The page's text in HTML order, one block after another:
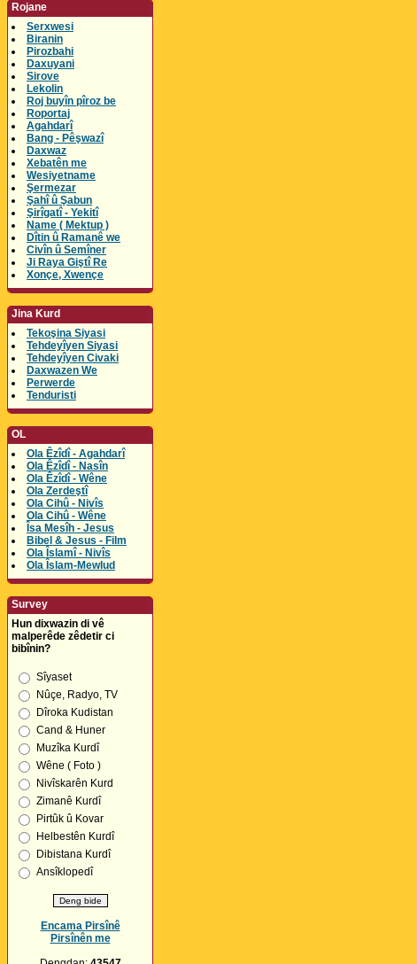
Rojane
Serxwesi
Biranin
Pirozbahi
Daxuyani
Sirove
Lekolin
Roj buyîn pîroz be
Roportaj
Agahdarî
Bang - Pêşwazî
Daxwaz
Xebatên me
Wesiyetname
Şermezar
Şahî û Şabun
Şirîgatî - Yekitî
Name ( Mektup )
Dîtin û Ramanê we
Civîn û Semîner
Ji Raya Giştî Re
Xonçe, Xwençe
Jina Kurd
Tekoşina Siyasi
Tehdeyîyen Siyasi
Tehdeyîyen Civaki
Daxwazen We
Perwerde
Tenduristi
OL
Ola Êzîdî - Agahdarî
Ola Êzîdî - Nasîn
Ola Êzîdî - Wêne
Ola Zerdeştî
Ola Cihû - Nivîs
Ola Cihû - Wêne
Îsa Mesîh - Jesus
Bibel & Jesus - Film
Ola Îslamî - Nivîs
Ola Îslam-Mewlud
Survey
Hun dixwazin di vê
malperêde zêdetir ci
bibînin?
Sîyaset
Nûçe, Radyo, TV
Dîroka Kudistan
Cand & Huner
Muzîka Kurdî
Wêne ( Foto )
Nivîskarên Kurd
Zimanê Kurdî
Pirtûk û Kovar
Helbestên Kurdî
Dibistana Kurdî
Ansîklopedî
Encama Pirsînê
Pirsînên me